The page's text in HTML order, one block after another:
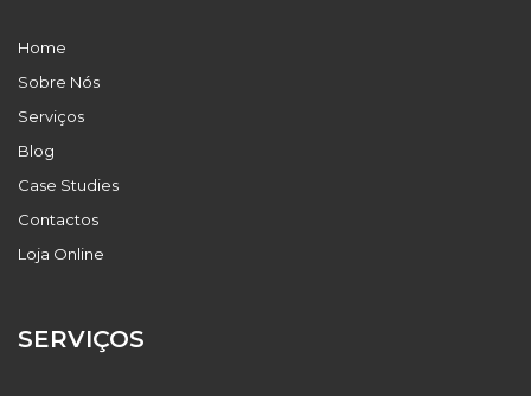
Home
Sobre Nós
Serviços
Blog
Case Studies
Contactos
Loja Online
SERVIÇOS